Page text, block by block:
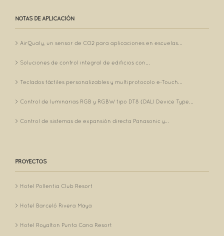
NOTAS DE APLICACIÓN
AirQualy, un sensor de CO2 para aplicaciones en escuelas...
Soluciones de control integral de edificios con...
Teclados táctiles personalizables y multiprotocolo e-Touch...
Control de luminarias RGB y RGBW tipo DT8 (DALI Device Type...
Control de sistemas de expansión directa Panasonic y...
PROYECTOS
Hotel Pollentia Club Resort
Hotel Barceló Rivera Maya
Hotel Royalton Punta Cana Resort